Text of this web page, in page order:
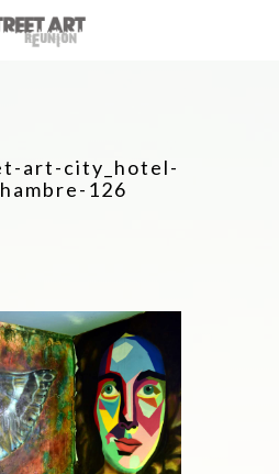
art-city_hotel-
126